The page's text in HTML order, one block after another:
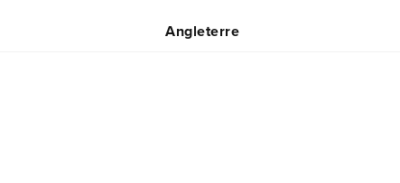
Angleterre